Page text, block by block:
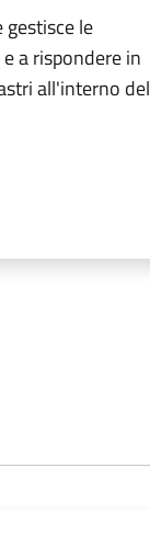
le
a rispondere in
all'interno del